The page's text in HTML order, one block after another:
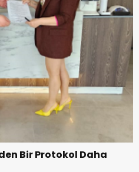
Bir Protokol Daha